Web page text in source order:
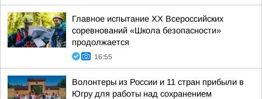
Главное испытание XX Всероссийских
соревнований «Школа безопасности»
продолжается
16:55
Волонтеры из России и 11 стран прибыли в
Югру для работы над сохранением